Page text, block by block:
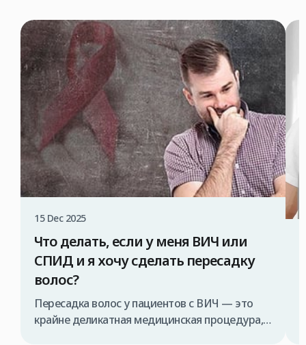
15 Dec 2025
Что делать, если у меня ВИЧ или
СПИД и я хочу сделать пересадку
волос?
Пересадка волос у пациентов с ВИЧ — это
крайне деликатная медицинская процедура,